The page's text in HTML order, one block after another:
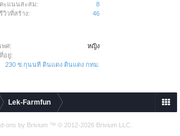
คะแนนสะสม:
8
รีวิวที่สร้าง:
46
เพศ:
หญิง
ที่อยู่:
230 ซ.กุนนที ดินแดง ดินแดง กทม.
Lek-Farmfun
ons by Brivium ™ © 2012-2026 Brivium LLC.